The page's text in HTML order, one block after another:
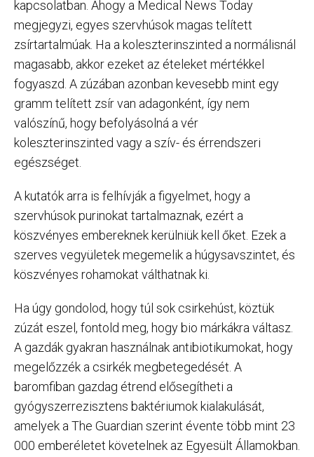
kapcsolatban. Ahogy a Medical News Today
megjegyzi, egyes szervhúsok magas telített
zsírtartalmúak. Ha a koleszterinszinted a normálisnál
magasabb, akkor ezeket az ételeket mértékkel
fogyaszd. A zúzában azonban kevesebb mint egy
gramm telített zsír van adagonként, így nem
valószínű, hogy befolyásolná a vér
koleszterinszinted vagy a szív- és érrendszeri
egészséget.
A kutatók arra is felhívják a figyelmet, hogy a
szervhúsok purinokat tartalmaznak, ezért a
köszvényes embereknek kerülniük kell őket. Ezek a
szerves vegyületek megemelik a húgysavszintet, és
köszvényes rohamokat válthatnak ki.
Ha úgy gondolod, hogy túl sok csirkehúst, köztük
zúzát eszel, fontold meg, hogy bio márkákra váltasz.
A gazdák gyakran használnak antibiotikumokat, hogy
megelőzzék a csirkék megbetegedését. A
baromfiban gazdag étrend elősegítheti a
gyógyszerrezisztens baktériumok kialakulását,
amelyek a The Guardian szerint évente több mint 23
000 emberéletet követelnek az Egyesült Államokban.